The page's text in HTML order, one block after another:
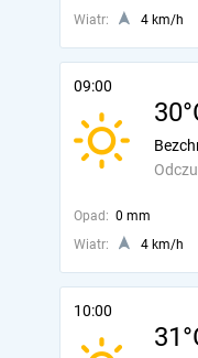
Wiatr:
4 km/h
09:00
Opad: 0 mm
Wiatr:
4 km/h
10:00